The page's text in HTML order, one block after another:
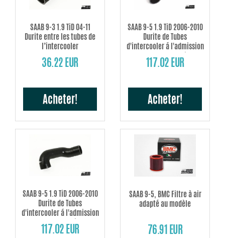
SAAB 9-3 1.9 TiD 04-11
Durite entre les tubes de
l’intercooler
36.22 EUR
Acheter!
SAAB 9-5 1.9 TiD 2006-2010
Durite de Tubes
d'intercooler á l'admission
(60/70Ah batterie)
117.02 EUR
Acheter!
SAAB 9-5 1.9 TiD 2006-2010
Durite de Tubes
d'intercooler á l'admission
(85Ah batterie)
117.02 EUR
SAAB 9-5, BMC Filtre à air
adapté au modèle
76.91 EUR